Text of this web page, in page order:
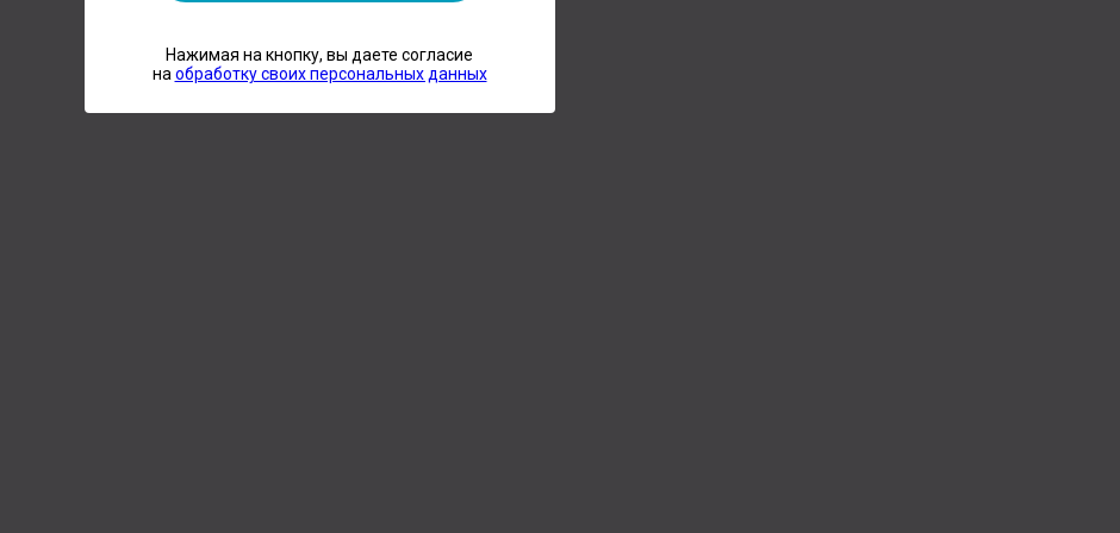
Нажимая на кнопку, вы даете согласие
на обработку своих персональных данных